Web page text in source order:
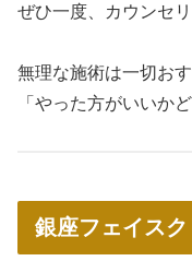
ぜひ一度、カウンセ
無理な施術は一切お
「やった方がいいか
銀座フェイス